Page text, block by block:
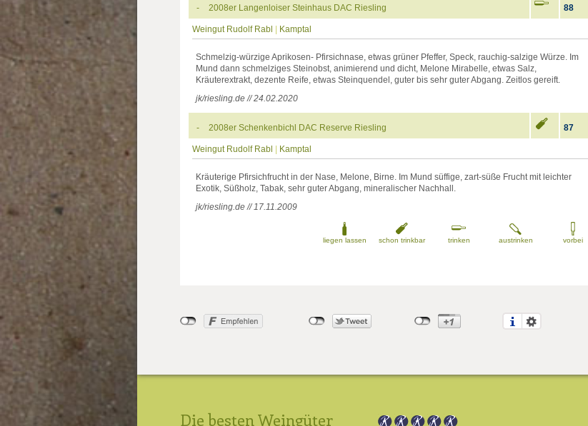
- 2008er Langenloiser Steinhaus DAC Riesling 88
Weingut Rudolf Rabl Kamptal
Schmelzig-würzige Aprikosen- Pfirsichnase, etwas grüner Pfeffer, Speck, rauchig-salzige Würze. Im
Mund dann schmelziges Steinobst, animierend und dicht, Melone Mirabelle, etwas Salz,
Kräuterextrakt, dezente Reife, etwas Steinquendel, guter bis sehr guter Abgang. Zeitlos gereift.
jk/riesling.de // 24.02.2020
- 2008er Schenkenbichl DAC Reserve Riesling 87
Weingut Rudolf Rabl Kamptal
Kräuterige Pfirsichfrucht in der Nase, Melone, Birne. Im Mund süffige, zart-süße Frucht mit leichter
Exotik, Süßholz, Tabak, sehr guter Abgang, mineralischer Nachhall.
jk/riesling.de // 17.11.2009
liegen lassen schon trinkbar trinken austrinken vorbei
Die besten Weingüter